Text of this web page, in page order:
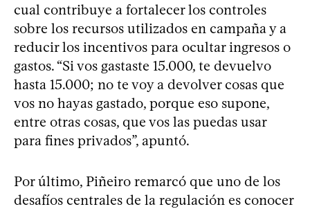
cual contribuye a fortalecer los controles
sobre los recursos utilizados en campaña y a
reducir los incentivos para ocultar ingresos o
gastos. “Si vos gastaste 15.000, te devuelvo
hasta 15.000; no te voy a devolver cosas que
vos no hayas gastado, porque eso supone,
entre otras cosas, que vos las puedas usar
para fines privados”, apuntó.
Por último, Piñeiro remarcó que uno de los
desafíos centrales de la regulación es conocer